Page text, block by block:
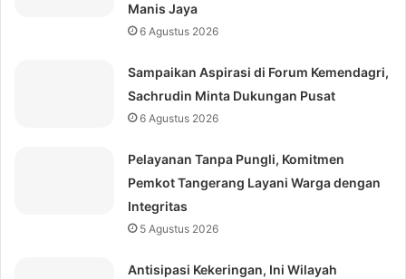
Manis Jaya
6 Agustus 2026
Sampaikan Aspirasi di Forum Kemendagri,
Sachrudin Minta Dukungan Pusat
6 Agustus 2026
Pelayanan Tanpa Pungli, Komitmen
Pemkot Tangerang Layani Warga dengan
Integritas
5 Agustus 2026
Antisipasi Kekeringan, Ini Wilayah